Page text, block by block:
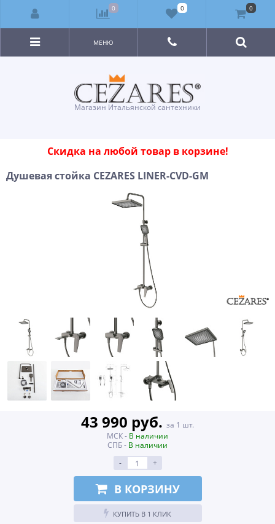
Магазин Итальянской сантехники
МЕНЮ
Скидка на любой товар в корзине!
Душевая стойка CEZARES LINER-CVD-GM
43 990 руб. за 1 шт.
МСК - В наличии
СПБ - В наличии
-
+
В КОРЗИНУ
КУПИТЬ В 1 КЛИК
0 0 0